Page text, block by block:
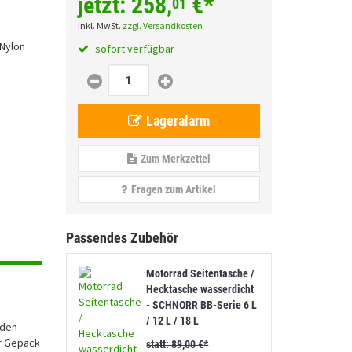
01
inkl. MwSt. zzgl. Versandkosten
sofort verfügbar
Lageralarm
Zum Merkzettel
Fragen zum Artikel
Gepäck
Passendes Zubehör
Motorrad Seitentasche /
Hecktasche wasserdicht
- SCHNORR BB-Serie 6 L
/ 12 L / 18 L
statt:89,00€*